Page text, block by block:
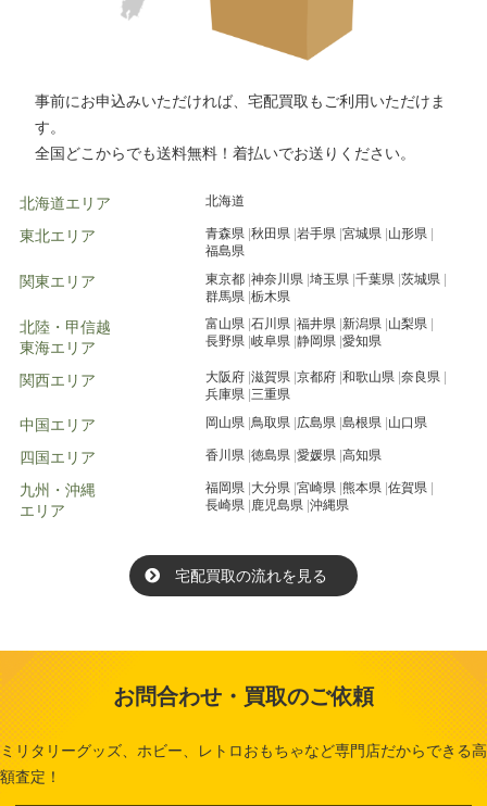
事前にお申込みいただければ、宅配買取もご利用いただけま
す。
全国どこからでも送料無料！着払いでお送りください。
北海道エリア 北海道
東北エリア 青森県 秋田県 岩手県 宮城県 山形県
福島県
関東エリア 東京都 神奈川県 埼玉県 千葉県 茨城県
群馬県 栃木県
北陸・甲信越
東海エリア
富山県 石川県 福井県 新潟県 山梨県
長野県 岐阜県 静岡県 愛知県
関西エリア 大阪府 滋賀県 京都府 和歌山県 奈良県
兵庫県 三重県
中国エリア 岡山県 鳥取県 広島県 島根県 山口県
四国エリア 香川県 徳島県 愛媛県 高知県
九州・沖縄
エリア
福岡県 大分県 宮崎県 熊本県 佐賀県
長崎県
鹿児島県 沖縄県
宅配買取の流れを見る
お問合わせ・買取のご依頼
ミリタリーグッズ、ホビー、レトロおもちゃなど専門店だからできる高
額査定！